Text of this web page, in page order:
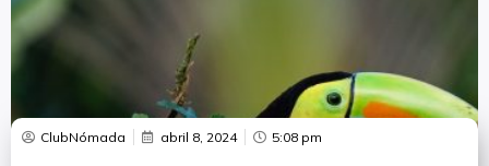
ClubNómada abril 8, 2024 5:08 pm